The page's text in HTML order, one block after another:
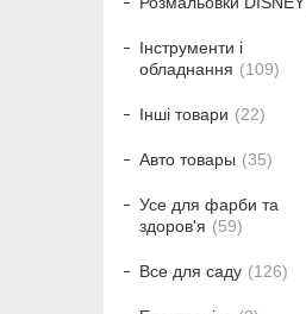
Інструменти і
обладнання
109
Інші товари 22
Авто товары 35
Усе для фарби та
здоров'я
59
Все для саду 126